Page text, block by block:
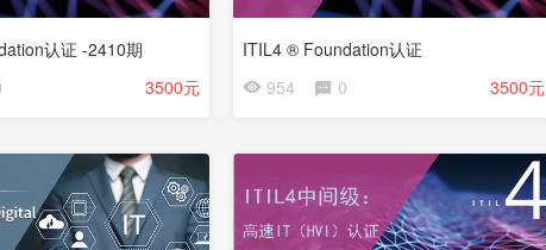
认证 -2410期
3500元
ITIL4 ® Foundation认证
954
0 3500元